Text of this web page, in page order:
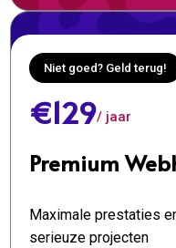
Niet goed? Geld terug!
€129/ jaar
Premium
Maximale prestaties
serieuze projecten